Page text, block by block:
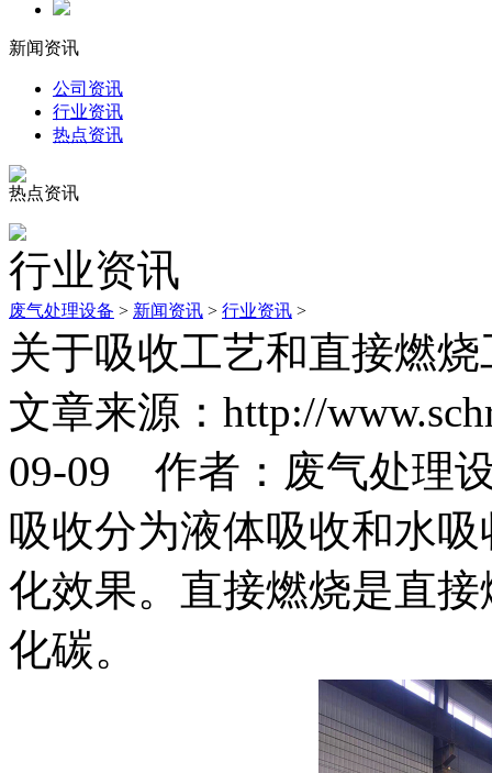
新闻资讯
公司资讯
行业资讯
热点资讯
热点资讯
行业资讯
废气处理设备 > 新闻资讯 > 行业资讯 >
关于吸收工艺和直接燃
文章来源：http://
09-09 作者：废气处理
吸收分为液体吸收和水
化效果。直接燃烧是直
化碳。